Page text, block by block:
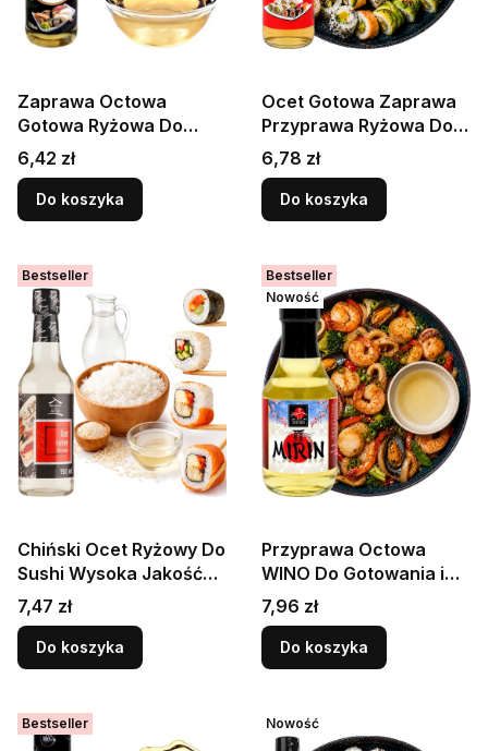
Zaprawa Octowa
Gotowa Ryżowa Do
Przygotowania Sushi
150ml ASIA KITCHEN
Cena
6,42 zł
Do koszyka
Ocet Gotowa Zaprawa
Przyprawa Ryżowa Do
Sushi i Japońskich
Potraw 150ml SAKURA
Cena
6,78 zł
Do koszyka
Bestseller
Chiński Ocet Ryżowy Do
Sushi Wysoka Jakość
Do Potraw i Sałatek
150ml HOUSE OF ASIA
Cena
7,47 zł
Do koszyka
Bestseller
Nowość
Przyprawa Octowa
WINO Do Gotowania i
Marynat MIRIN
Podkreśla Smak 200ml
SAKURA
Cena
7,96 zł
Do koszyka
Bestseller Nowość